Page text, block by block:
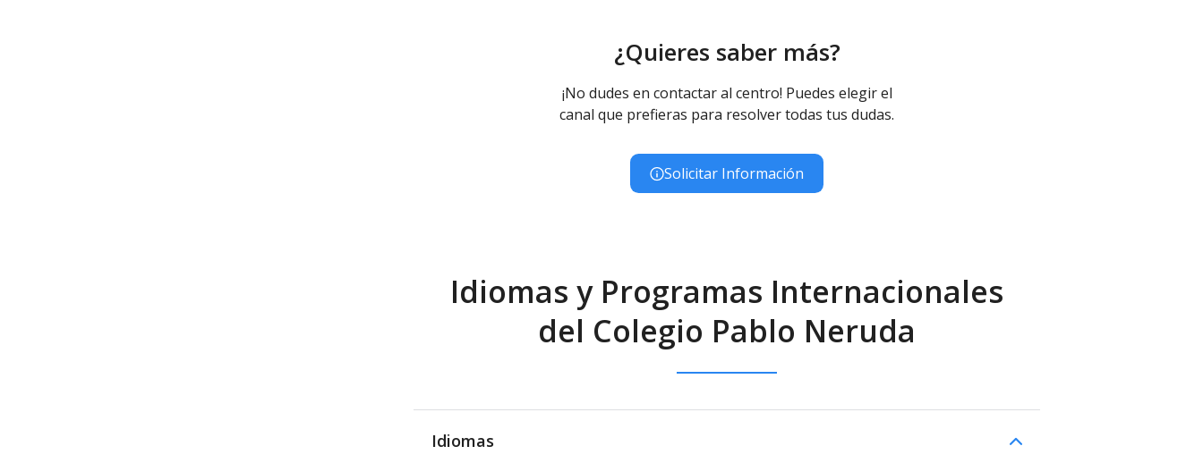
¿Quieres saber más?
¡No dudes en contactar al centro! Puedes elegir el
canal que prefieras para resolver todas tus dudas.
Solicitar Información
Idiomas y Programas Internacionales
del Colegio Pablo Neruda
Idiomas